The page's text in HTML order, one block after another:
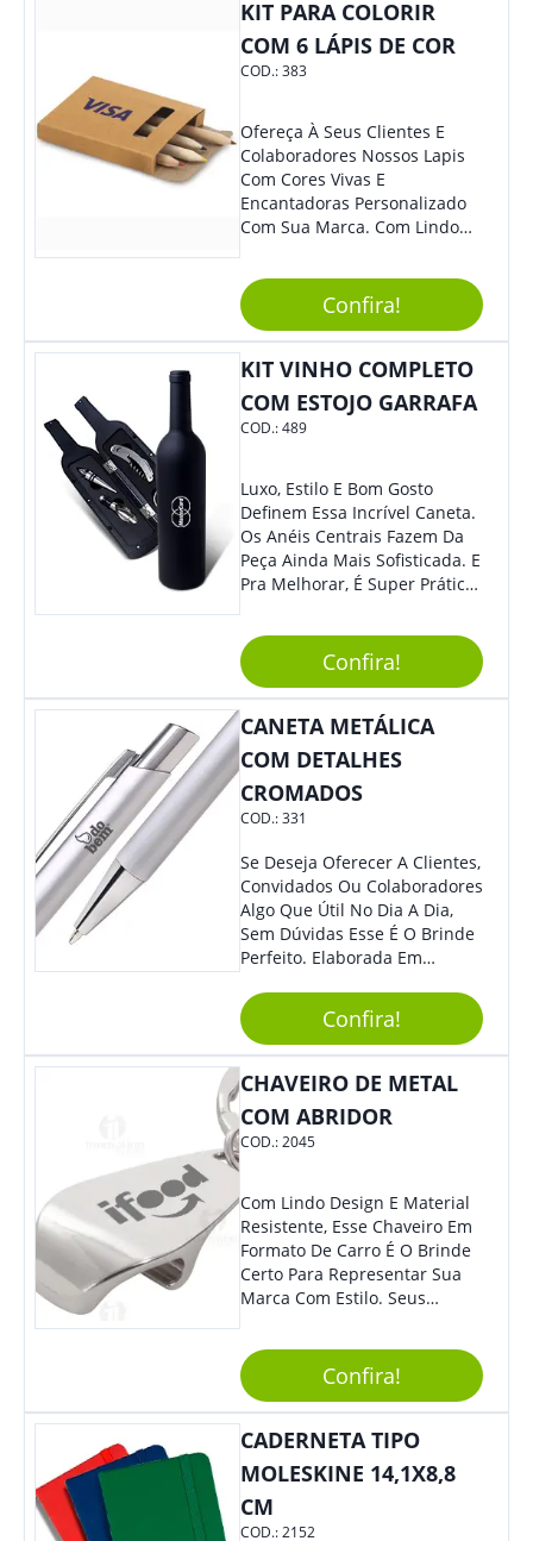
Colaboradores Irão Adorar.
KIT PARA COLORIR
COM 6 LÁPIS DE COR
COD.:383
Ofereça À Seus Clientes E
Colaboradores Nossos Lapis
Com Cores Vivas E
Encantadoras Personalizado
Com Sua Marca. Com Lindo
Para Diversas Ocasiões.
Perfeito, Não É?!
Confira!
KIT VINHO COMPLETO
COM ESTOJO GARRAFA
COD.:489
Luxo, Estilo E Bom Gosto
Definem Essa Incrível Caneta.
Os Anéis Centrais Fazem Da
Peça Ainda Mais Sofisticada. E
Pra Melhorar, É Super Prática
Por Giro. É De Impressionar!
Confira!
CANETA METÁLICA
COM DETALHES
CROMADOS
COD.:331
Se Deseja Oferecer A Clientes,
Convidados Ou Colaboradores
Algo Que Útil No Dia A Dia,
Sem Dúvidas Esse É O Brinde
Perfeito. Elaborada Em
Com Detalhes Em Metal, Essa
Incrível Caneta Esferográfica É
Acionada Na Por Clic Na Parte
Superior.
Confira!
CHAVEIRO DE METAL
COM ABRIDOR
COD.:2045
Com Lindo Design E Material
Resistente, Esse Chaveiro Em
Formato De Carro É O Brinde
Certo Para Representar Sua
Marca Com Estilo. Seus
Adorar.
Confira!
CADERNETA TIPO
MOLESKINE 14,1X8,8
CM
COD.:2152